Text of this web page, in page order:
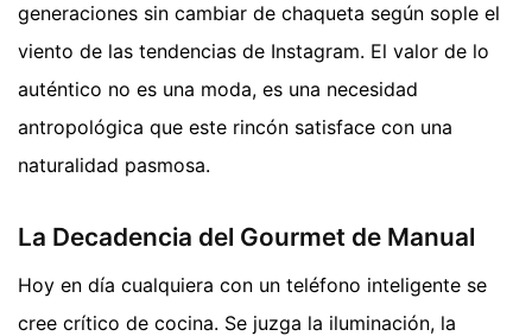
generaciones sin cambiar de chaqueta según sople el
viento de las tendencias de Instagram. El valor de lo
auténtico no es una moda, es una necesidad
antropológica que este rincón satisface con una
naturalidad pasmosa.
La Decadencia del Gourmet de Manual
Hoy en día cualquiera con un teléfono inteligente se
cree crítico de cocina. Se juzga la iluminación, la